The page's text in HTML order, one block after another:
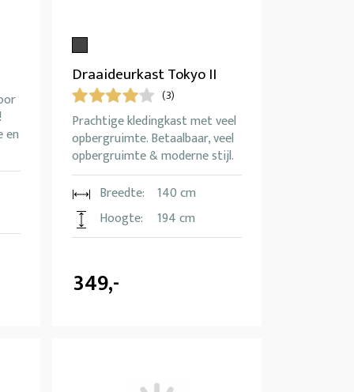
en
Draaideurkast Tokyo II
(3)
Prachtige kledingkast met veel
opbergruimte. Betaalbaar, veel
opbergruimte & moderne stijl.
Breedte:
140 cm
Hoogte:
194 cm
349,-